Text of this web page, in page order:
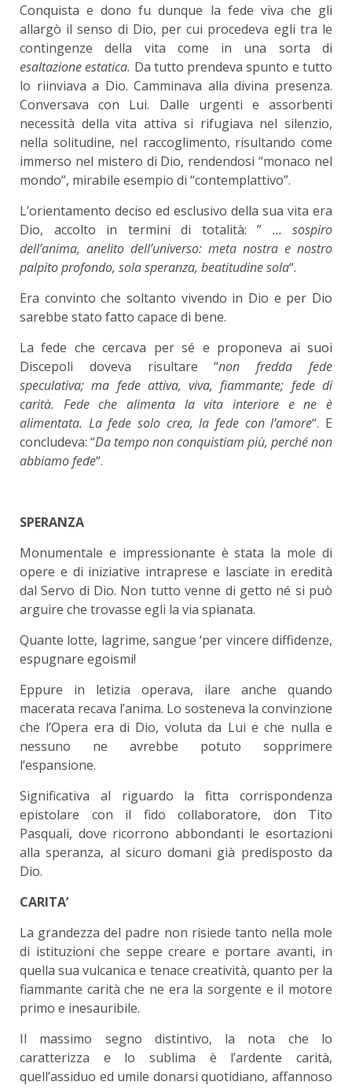
Conquista e dono fu dunque la fede viva che gli
allargò il senso di Dio, per cui procedeva egli tra le
contingenze della vita come in una sorta di
esaltazione estatica. Da tutto prendeva spunto e tutto
lo riinviava a Dio. Camminava alla divina presenza.
Conversava con Lui. Dalle urgenti e assorbenti
necessità della vita attiva si rifugiava nel silenzio,
nella solitudine, nel raccoglimento, risultando come
immerso nel mistero di Dio, rendendosi “monaco nel
mondo”, mirabile esempio di “contemplattivo”.
L’orientamento deciso ed esclusivo della sua vita era
Dio, accolto in termini di totalità: ” … sospiro
dell’anima, anelito dell’universo: meta nostra e nostro
palpito profondo, sola speranza, beatitudine sola“.
Era convinto che soltanto vivendo in Dio e per Dio
sarebbe stato fatto capace di bene.
La fede che cercava per sé e proponeva ai suoi
Discepoli doveva risultare “non fredda fede
speculativa; ma fede attiva, viva, fiammante; fede di
carità. Fede che alimenta la vita interiore e ne è
alimentata. La fede solo crea, la fede con l’amore“. E
concludeva: “Da tempo non conquistiam più, perché non
abbiamo fede“.
SPERANZA
Monumentale e impressionante è stata la mole di
opere e di iniziative intraprese e lasciate in eredità
dal Servo di Dio. Non tutto venne di getto né si può
arguire che trovasse egli la via spianata.
Quante lotte, lagrime, sangue ‘per vincere diffidenze,
espugnare egoismi!
Eppure in letizia operava, ilare anche quando
macerata recava l’anima. Lo sosteneva la convinzione
che l’Opera era di Dio, voluta da Lui e che nulla e
nessuno ne avrebbe potuto sopprimere
l’espansione.
Significativa al riguardo la fitta corrispondenza
epistolare con il fido collaboratore, don Tito
Pasquali, dove ricorrono abbondanti le esortazioni
alla speranza, al sicuro domani già predisposto da
Dio.
CARITA’
La grandezza del padre non risiede tanto nella mole
di istituzioni che seppe creare e portare avanti, in
quella sua vulcanica e tenace creatività, quanto per la
fiammante carità che ne era la sorgente e il motore
primo e inesauribile.
Il massimo segno distintivo, la nota che lo
caratterizza e lo sublima è l’ardente carità,
quell’assiduo ed umile donarsi quotidiano, affannoso